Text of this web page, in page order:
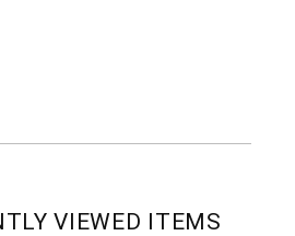
VIEWED ITEMS